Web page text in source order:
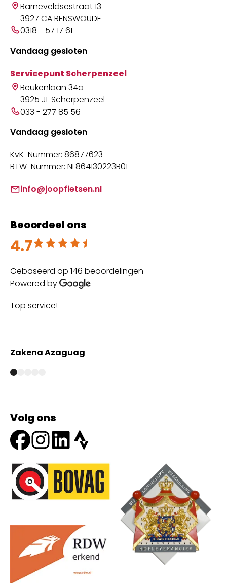
Barneveldsestraat 13
3927 CA RENSWOUDE
0318 - 57 17 61
Vandaag gesloten
Servicepunt Scherpenzeel
Beukenlaan 34a
3925 JL Scherpenzeel
033 - 277 85 56
Vandaag gesloten
KvK-Nummer: 86877623
BTW-Nummer: NL864130223B01
info@joopfietsen.nl
Beoordeel ons
4.7
Beoordeeld met 4.7 uit 5
Gebaseerd op 146 beoordelingen
Powered by
Top service!
Zakena Azaguag
Volg ons
Onze partners